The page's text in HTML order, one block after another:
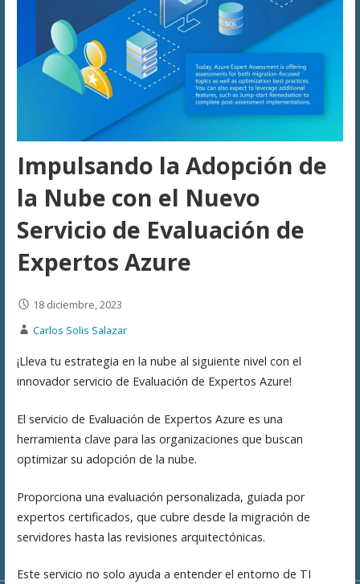
Impulsando la Adopción de
la Nube con el Nuevo
Servicio de Evaluación de
Expertos Azure
18 diciembre, 2023
Carlos Solis Salazar
¡Lleva tu estrategia en la nube al siguiente nivel con el
innovador servicio de Evaluación de Expertos Azure!
El servicio de Evaluación de Expertos Azure es una
herramienta clave para las organizaciones que buscan
optimizar su adopción de la nube.
Proporciona una evaluación personalizada, guiada por
expertos certificados, que cubre desde la migración de
servidores hasta las revisiones arquitectónicas.
Este servicio no solo ayuda a entender el entorno de TI